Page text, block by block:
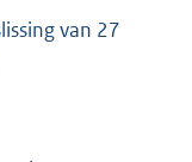
van 27